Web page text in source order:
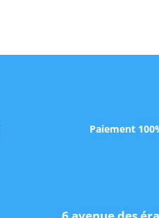
Paiement